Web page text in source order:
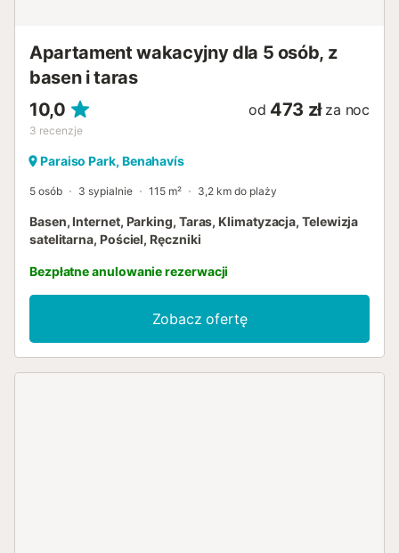
Apartament wakacyjny dla 5 osób, z
basen i taras
10,0
3 recenzje
od 473 zł za noc
Paraiso Park, Benahavís
5 osób 3 sypialnie 115 m² 3,2 km do plaży
Basen, Internet, Parking, Taras, Klimatyzacja, Telewizja
satelitarna, Pościel, Ręczniki
Bezpłatne anulowanie rezerwacji
Zobacz ofertę